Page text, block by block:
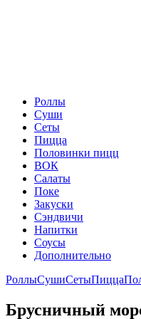
Роллы
Суши
Сеты
Пицца
Половинки пицц
ВОК
Салаты
Поке
Закуски
Сэндвичи
Напитки
Соусы
Дополнительно
РоллыСушиСетыПицца
Брусничный